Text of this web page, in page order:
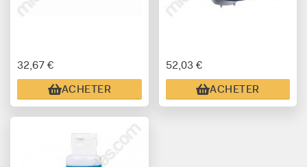
32,67 €
ACHETER
52,03 €
ACHETER